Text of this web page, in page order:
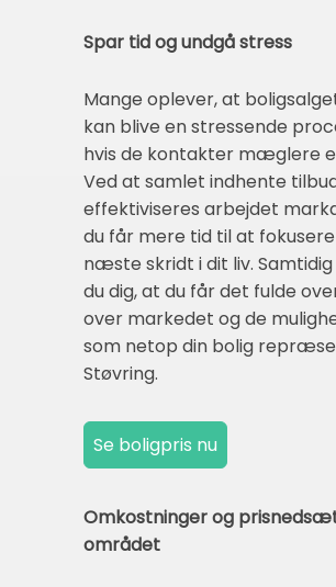
Spar tid og undgå stress
Mange oplever, at
kan blive en stressende
hvis de kontakter mæglere
Ved at samlet indhente
effektiviseres arbejdet
du får mere tid til at
næste skridt i dit liv.
du dig, at du får det fulde
over markedet og de
som netop din bolig
Støvring.
Omkostninger og
området